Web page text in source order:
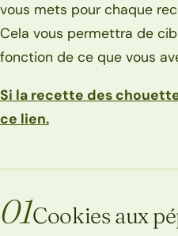
vous mets pour chaque
Cela vous permettra de
fonction de ce que vous
Si la recette des
ce lien.
01Cookies aux